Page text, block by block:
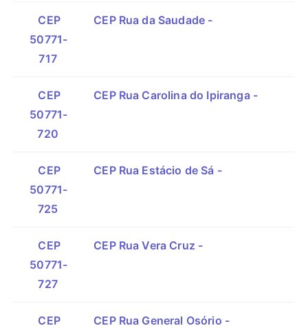
CEP
50771-
717
CEP Rua da Saudade -
CEP
50771-
720
CEP Rua Carolina do Ipiranga -
CEP
50771-
725
CEP Rua Estácio de Sá -
CEP
50771-
727
CEP Rua Vera Cruz -
CEP
CEP Rua General Osório -